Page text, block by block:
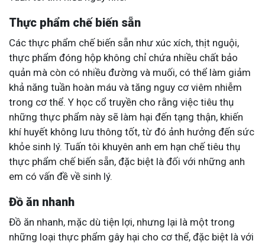
Thực phẩm chế biến sẵn
Các thực phẩm chế biến sẵn như xúc xích, thịt nguội,
thực phẩm đóng hộp không chỉ chứa nhiều chất bảo
quản mà còn có nhiều đường và muối, có thể làm giảm
khả năng tuần hoàn máu và tăng nguy cơ viêm nhiễm
trong cơ thể. Y học cổ truyền cho rằng việc tiêu thụ
những thực phẩm này sẽ làm hại đến tạng thận, khiến
khí huyết không lưu thông tốt, từ đó ảnh hưởng đến sức
khỏe sinh lý. Tuấn tôi khuyên anh em hạn chế tiêu thụ
thực phẩm chế biến sẵn, đặc biệt là đối với những anh
em có vấn đề về sinh lý.
Đồ ăn nhanh
Đồ ăn nhanh, mặc dù tiện lợi, nhưng lại là một trong
những loại thực phẩm gây hại cho cơ thể, đặc biệt là với